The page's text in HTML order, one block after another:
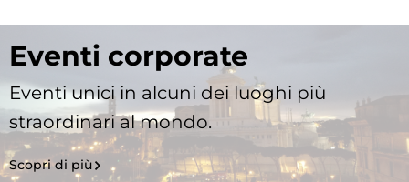
Eventi corporate
Eventi unici in alcuni dei luoghi più
straordinari al mondo.
Scopri di più